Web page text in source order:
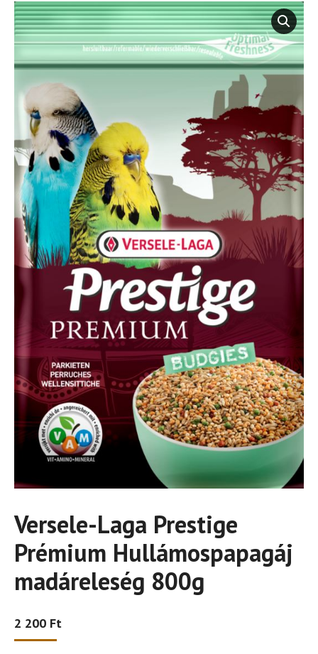
Versele-Laga Prestige
Prémium Hullámospapagáj
madáreleség 800g
2 200 Ft